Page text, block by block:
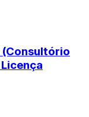
(Consultório